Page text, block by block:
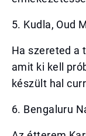
5. Kudla, Oud
Ha szereted a
amit ki kell
készült hal
6. Bengaluru